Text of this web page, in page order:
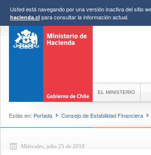
Usted está navegando por una versión inactiva del sitio
hacienda.cl para consultar la información actual.
EL MINISTERIO
Estás en: Portada Consejo de Estabilidad Financiera
Miércoles, julio 25 de 2018